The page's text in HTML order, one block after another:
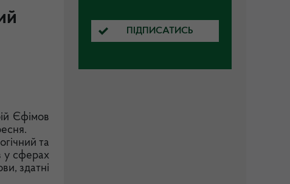
Єфімов
та
у сферах
здатні
ПІДПИСАТИСЬ